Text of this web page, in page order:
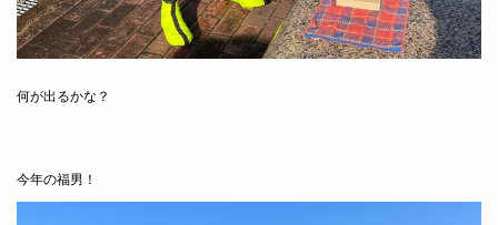
何が出るかな？
今年の福男！